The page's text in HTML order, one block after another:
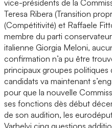
vice-présidents de la
Teresa Ribera (Transition
(Compétitivité) et Raffaele
membre du parti
italienne Giorgia Meloni,
confirmation n’a pu être
principaux groupes
candidats va maintenant
pour que la nouvelle
ses fonctions dès début
de son audition, les
Varhelyi cinq questions